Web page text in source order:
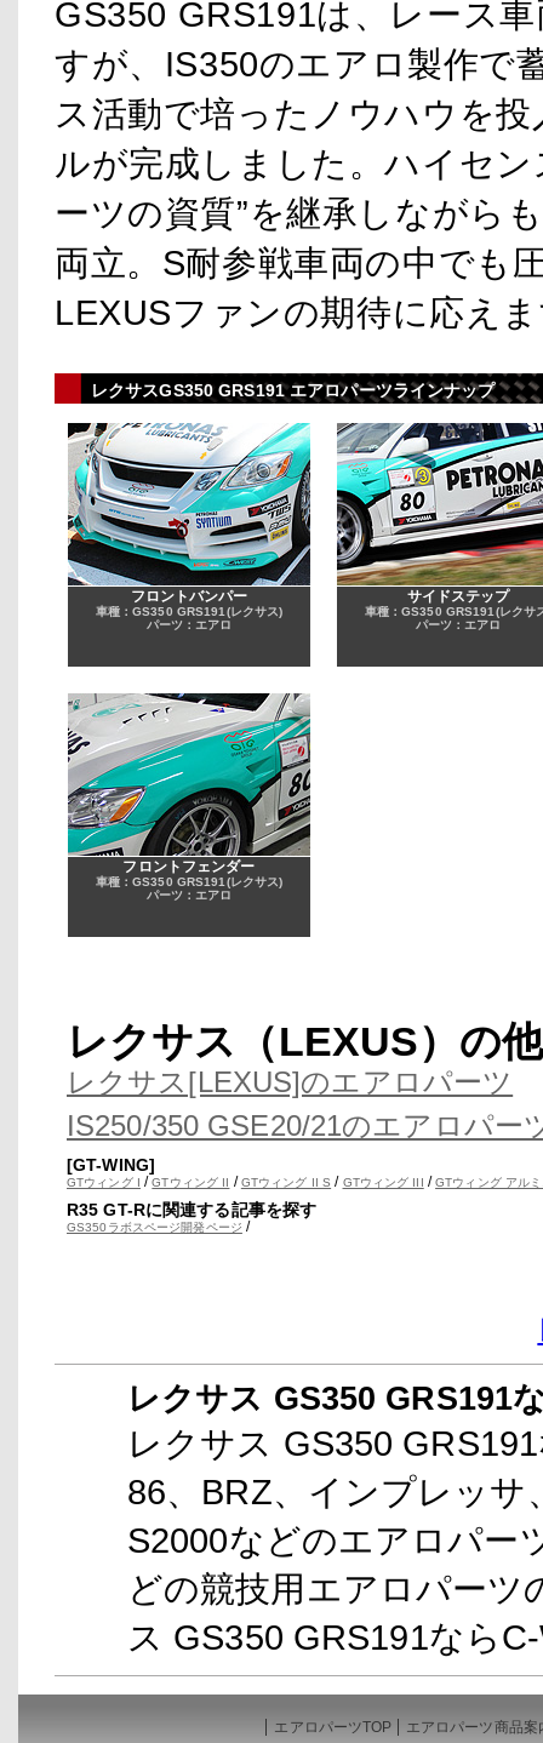
GS350 GRS191は、レース
すが、IS350のエアロ製作で
ス活動で培ったノウハウを
ルが完成しました。ハイセ
ーツの資質”を継承しながら
両立。S耐参戦車両の中でも
LEXUSファンの期待に応え
レクサスGS350 GRS191 エアロパーツラインナップ
フロントバンパー
車種：GS350 GRS191(レクサス)
パーツ：エアロ
サイドステップ
車種：GS350 GRS191(レクサ
パーツ：エアロ
フロントフェンダー
車種：GS350 GRS191(レクサス)
パーツ：エアロ
レクサス（LEXUS）の
レクサス[LEXUS]のエアロパーツ
IS250/350 GSE20/21のエアロパー
[GT-WING]
GTウィング I /GTウィング II /GTウィング II S / GTウィング III /GTウィング アル
R35 GT-Rに関連する記事を探す
GS350ラボスページ開発ページ /
レクサス GS350 GRS191
レクサス GS350
86、BRZ、インプレッ
S2000などのエアロパー
どの競技用エアロパー
ス GS350 GRS191なら
エアロパーツTOP エアロパーツ商品案